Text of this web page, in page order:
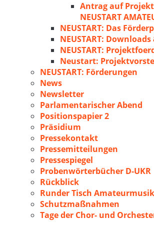
Antrag auf
NEUSTART
NEUSTART: Das
NEUSTART:
NEUSTART:
Neustart:
NEUSTART: Förderungen
News
Newsletter
Parlamentarischer Abend
Positionspapier 2
Präsidium
Pressekontakt
Pressemitteilungen
Pressespiegel
Probenwörterbücher D-UKR
Rückblick
Runder Tisch Amateurmusik
Schutzmaßnahmen
Tage der Chor- und